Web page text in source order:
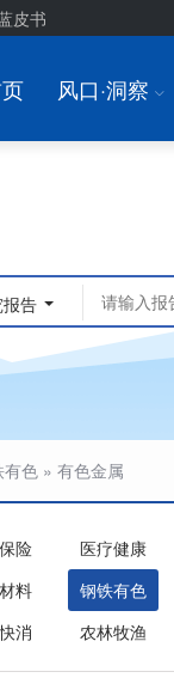
皮书
风口·洞察 I
告
有色 » 有色金属
险
医疗健康
料
钢铁有色
消 农林牧渔